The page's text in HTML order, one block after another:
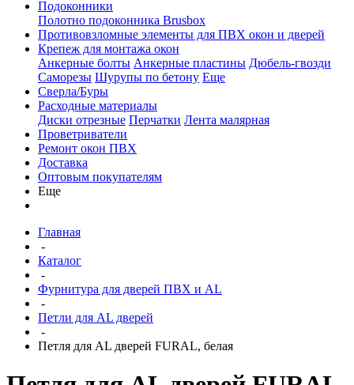
Подоконники
Полотно подоконника Brusbox
Противовзломные элементы для ПВХ окон и дверей
Крепеж для монтажа окон
Анкерные болты Анкерные пластины Дюбель-гвозди
Саморезы Шурупы по бетону Еще
Сверла/Буры
Расходные материалы
Диски отрезные Перчатки Лента малярная
Проветриватели
Ремонт окон ПВХ
Доставка
Оптовым покупателям
Еще
Главная
-
Каталог
-
Фурнитура для дверей ПВХ и AL
-
Петли для AL дверей
-
Петля для AL дверей FURAL, белая